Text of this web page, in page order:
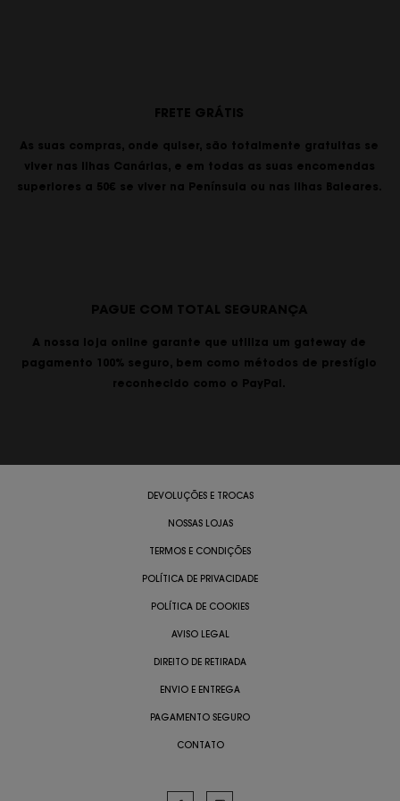
FRETE GRÁTIS
As suas compras, onde quiser, são totalmente gratuitas se
viver nas Ilhas Canárias, e em todas as suas encomendas
superiores a 50€ se viver na Península ou nas Ilhas Baleares.
PAGUE COM TOTAL SEGURANÇA
A nossa loja online garante que utiliza um gateway de
pagamento 100% seguro, bem como métodos de prestígio
reconhecido como o PayPal.
DEVOLUÇÕES E TROCAS
NOSSAS LOJAS
TERMOS E CONDIÇÕES
POLÍTICA DE PRIVACIDADE
POLÍTICA DE COOKIES
AVISO LEGAL
DIREITO DE RETIRADA
ENVIO E ENTREGA
PAGAMENTO SEGURO
CONTATO